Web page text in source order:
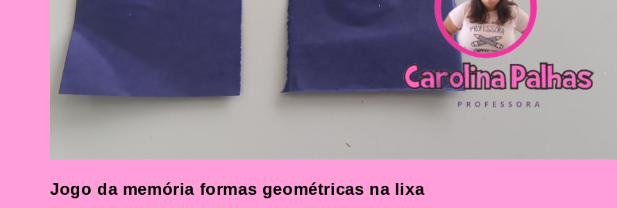
Jogo da memória formas geométricas na lixa